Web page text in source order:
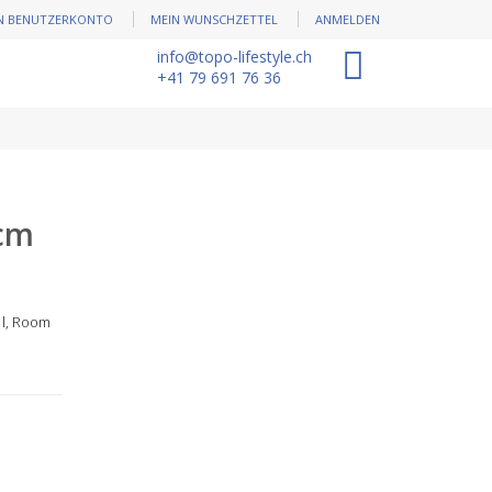
BENUTZERKONTO MEIN WUNSCHZETTEL ANMELDEN
info@topo-lifestyle.ch
+41 79 691 76 36
, Room